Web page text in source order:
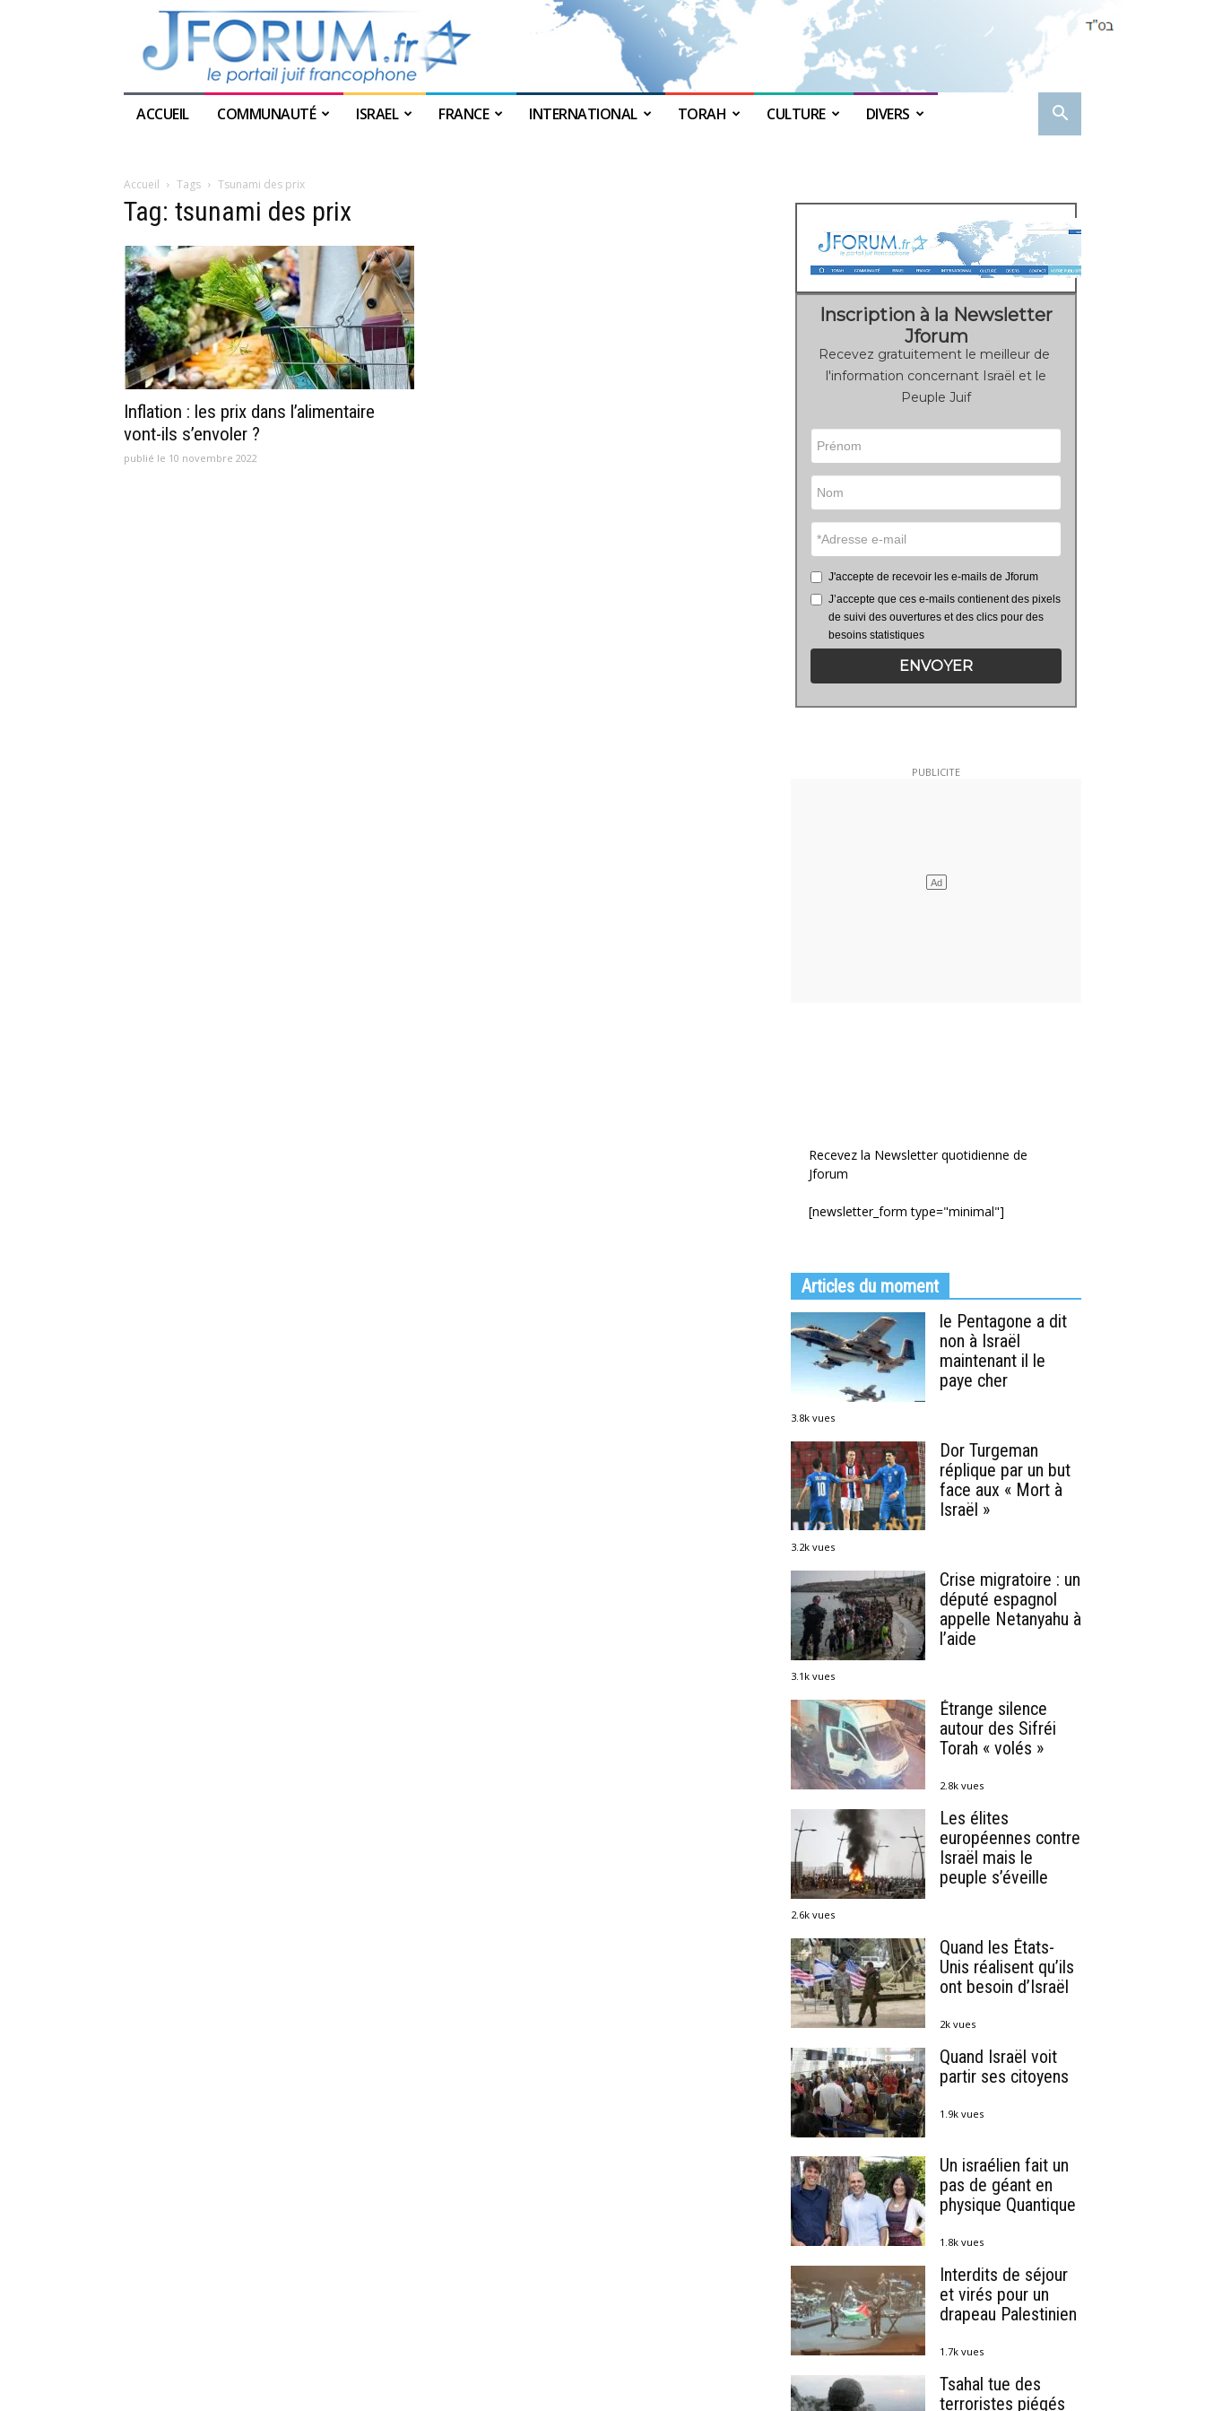
ACCUEIL COMMUNAUTÉ ISRAEL FRANCE INTERNATIONAL TORAH CULTURE DIVERS
Accueil Tags Tsunami des prix
Tag: tsunami des prix
Inflation : les prix dans l’alimentaire
vont-ils s’envoler ?
publié le 10 novembre 2022
Inscription à la Newsletter
Jforum
Recevez gratuitement le meilleur de
l'information concernant Israël et le
Peuple Juif
J'accepte de recevoir les e-mails de Jforum
J’accepte que ces e-mails contienent des pixels
de suivi des ouvertures et des clics pour des
besoins statistiques
ENVOYER
Recevez la Newsletter quotidienne de
Jforum
[newsletter_form type="minimal"]
Articles du moment
le Pentagone a dit
non à Israël
maintenant il le
paye cher
3.8k vues
Dor Turgeman
réplique par un but
face aux « Mort à
Israël »
3.2k vues
Crise migratoire : un
député espagnol
appelle Netanyahu à
l’aide
3.1k vues
Étrange silence
autour des Sifréi
Torah « volés »
2.8k vues
Les élites
européennes contre
Israël mais le
peuple s’éveille
2.6k vues
Quand les États-
Unis réalisent qu’ils
ont besoin d’Israël
2k vues
Quand Israël voit
partir ses citoyens
1.9k vues
Un israélien fait un
pas de géant en
physique Quantique
1.8k vues
Interdits de séjour
et virés pour un
drapeau Palestinien
1.7k vues
Tsahal tue des
terroristes piégés